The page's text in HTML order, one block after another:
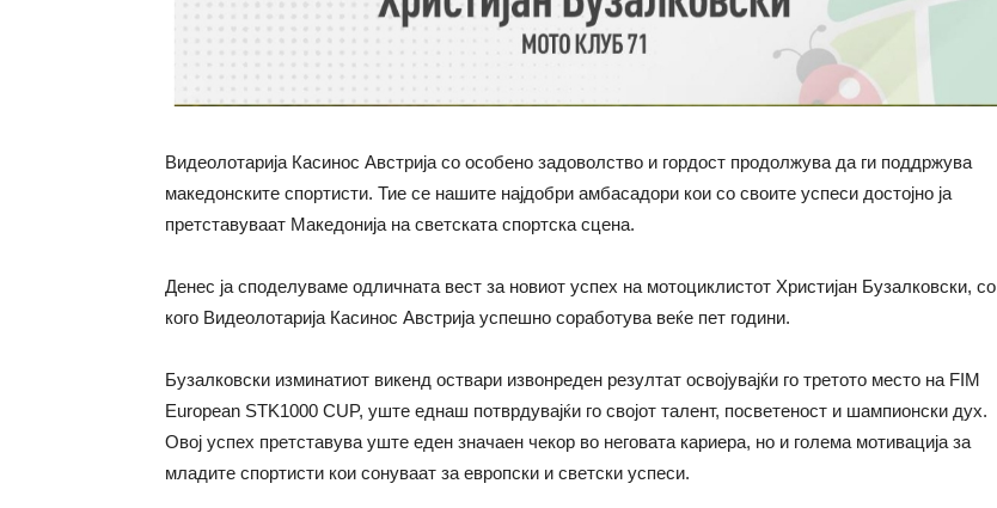
Видеолотарија Касинос Австрија со особено задоволство и гордост продолжува да ги поддржува
македонските спортисти. Тие се нашите најдобри амбасадори кои со своите успеси достојно ја
претставуваат Македонија на светската спортска сцена.
Денес ја споделуваме одличната вест за новиот успех на мотоциклистот Христијан Бузалковски, со
кого Видеолотарија Касинос Австрија успешно соработува веќе пет години.
Бузалковски изминатиот викенд оствари извонреден резултат освојувајќи го третото место на FIM
European STK1000 CUP, уште еднаш потврдувајќи го својот талент, посветеност и шампионски дух.
Овој успех претставува уште еден значаен чекор во неговата кариера, но и голема мотивација за
младите спортисти кои сонуваат за европски и светски успеси.